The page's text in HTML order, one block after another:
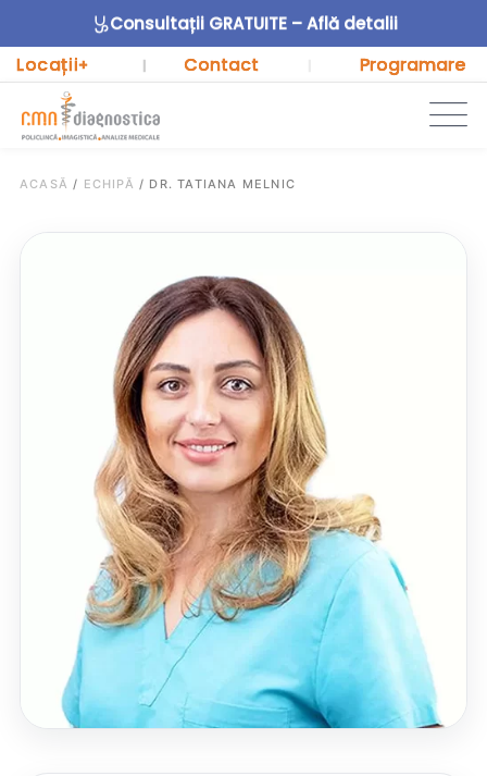
Consultații GRATUITE – Află detalii
Locații+ | Contact Programare
ACASĂ / ECHIPĂ / DR. TATIANA MELNIC